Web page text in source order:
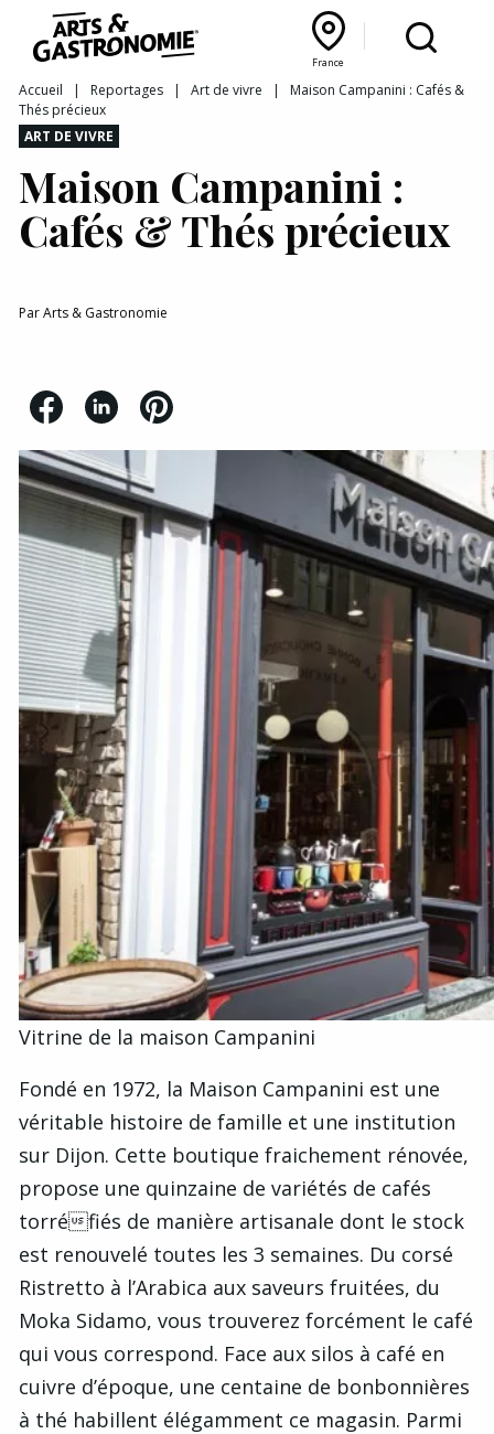
France
Recettes
Reportages
Actualités
Interviews
Bourgogne Franche‑Comté
France
Lyon Rhône‑Alpes
Accueil | Reportages | Art de vivre | Maison Campanini : Cafés &
Thés précieux
ART DE VIVRE
Maison Campanini :
Cafés & Thés précieux
ParArts & Gastronomie
Vitrine de la maison Campanini
Fondé en 1972, la Maison Campanini est une
véritable histoire de famille et une institution
sur Dijon. Cette boutique fraichement rénovée,
propose une quinzaine de variétés de cafés
torréfiés de manière artisanale dont le stock
est renouvelé toutes les 3 semaines. Du corsé
Ristretto à l’Arabica aux saveurs fruitées, du
Moka Sidamo, vous trouverez forcément le café
qui vous correspond. Face aux silos à café en
cuivre d’époque, une centaine de bonbonnières
à thé habillent élégamment ce magasin. Parmi